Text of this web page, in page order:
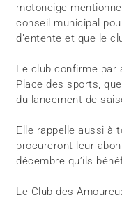
motoneige
conseil municipal
d’entente et que le
Le club confirme par
Place des sports,
du lancement de
Elle rappelle aussi à
procureront leur
décembre qu’ils
Le Club des